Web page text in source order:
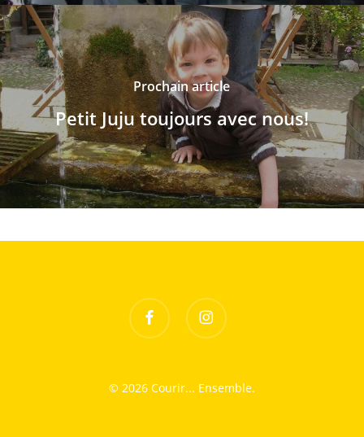
Prochain article
Petit Juju toujours avec nous!
facebook instagram
© 2026 Courir... Ensemble.